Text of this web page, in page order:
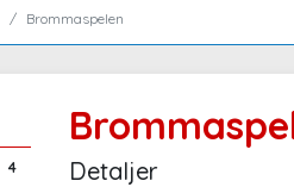
Brommaspelen
4 Detaljer